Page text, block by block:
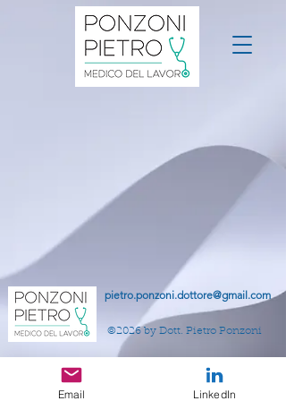
pietro.ponzoni.dottore@gmail.com
©2026 by Dott. Pietro Ponzoni
Email LinkedIn